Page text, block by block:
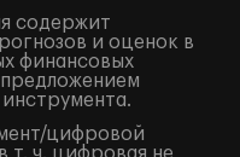
содержит
и оценок в
финансовых
предложением
цифровой